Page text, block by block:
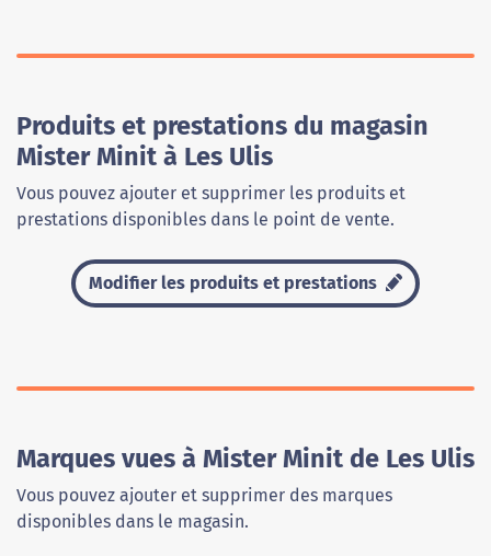
Produits et prestations du magasin
Mister Minit à Les Ulis
Vous pouvez ajouter et supprimer les produits et
prestations disponibles dans le point de vente.
Modifier les produits et prestations
Marques vues à Mister Minit de Les Ulis
Vous pouvez ajouter et supprimer des marques
disponibles dans le magasin.